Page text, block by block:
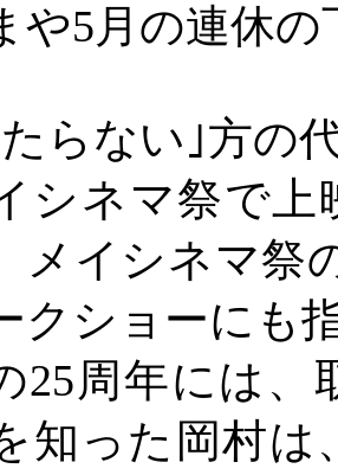
や5月の連休
らない｣方の
シネマ祭で上
メイシネマ祭
クショーにも
25周年には
知った岡村